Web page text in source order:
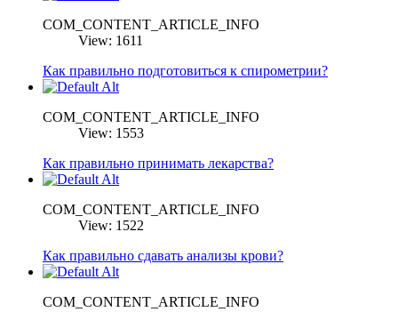
COM_CONTENT_ARTICLE_INFO
View: 1611
Как правильно подготовиться к спирометрии?
COM_CONTENT_ARTICLE_INFO
View: 1553
Как правильно принимать лекарства?
COM_CONTENT_ARTICLE_INFO
View: 1522
Как правильно сдавать анализы крови?
COM_CONTENT_ARTICLE_INFO